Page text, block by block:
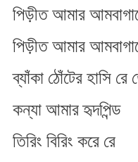
পিড়ীত আমার
পিড়ীত আমার
ব্যাঁকা ঠোঁটের হাসি রে
কন্যা আমার হৃদপিন্ড
তিরিং বিরিং করে রে